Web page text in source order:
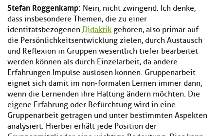
Stefan Roggenkamp: Nein, nicht zwingend. Ich denke,
dass insbesondere Themen, die zu einer
identitätsbezogenen Didaktik gehören, also primär auf
die Persönlichkeitsentwicklung zielen, durch Austausch
und Reflexion in Gruppen wesentlich tiefer bearbeitet
werden können als durch Einzelarbeit, da andere
Erfahrungen Impulse auslösen können. Gruppenarbeit
eignet sich damit im non-formalen Lernen immer dann,
wenn die Lernenden ihre Haltung ändern möchten. Die
eigene Erfahrung oder Befürchtung wird in eine
Gruppenarbeit getragen und unter bestimmten Aspekten
analysiert. Hierbei erhält jede Position der